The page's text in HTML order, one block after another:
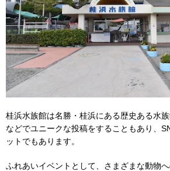
桂浜水族館は名勝・桂浜にある歴史ある水族
などでユニークな投稿をすることもあり、
ットでもあります。
ふれあいイベントとして、さまざまな動物